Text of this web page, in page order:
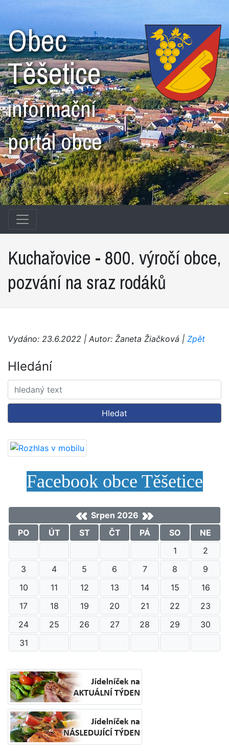
Obec
Těšetice
informační
portál obce
Kuchařovice - 800. výročí obce,
pozvání na sraz rodáků
Vydáno: 23.6.2022 | Autor: Žaneta Žiačková | Zpět
Hledání
Hledat
Facebook obce Těšetice
Srpen 2026
PO
ÚT ST ČT PÁ SO
NE
1
2
3
4 5 6 7 8
9
10
11 12 13 14 15
16
17
18 19 20 21 22
23
24
25 26 27 28 29
30
31